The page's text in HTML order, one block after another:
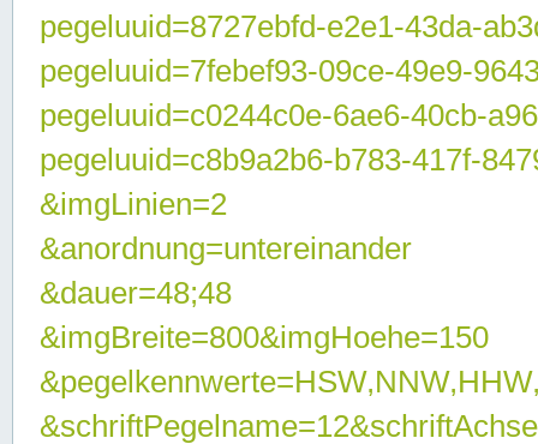
pegeluuid=8727ebfd-e2e1-43da-
pegeluuid=7febef93-09ce-49e9-
pegeluuid=c0244c0e-6ae6-40cb-
pegeluuid=c8b9a2b6-b783-417f-
&imgLinien=2
&anordnung=untereinander
&dauer=48;48
&imgBreite=800&imgHoehe=150